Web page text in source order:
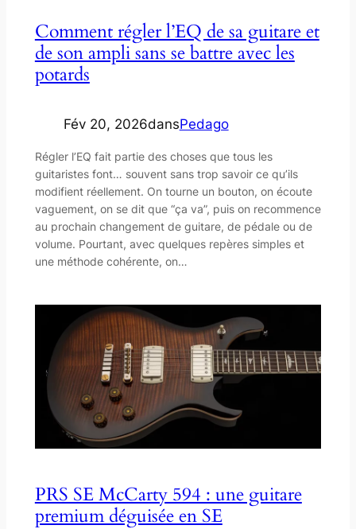
Comment régler l’EQ de sa guitare et
de son ampli sans se battre avec les
potards
Fév 20, 2026dansPedago
Régler l’EQ fait partie des choses que tous les
guitaristes font… souvent sans trop savoir ce qu’ils
modifient réellement. On tourne un bouton, on écoute
vaguement, on se dit que “ça va”, puis on recommence
au prochain changement de guitare, de pédale ou de
volume. Pourtant, avec quelques repères simples et
une méthode cohérente, on…
PRS SE McCarty 594 : une guitare
premium déguisée en SE